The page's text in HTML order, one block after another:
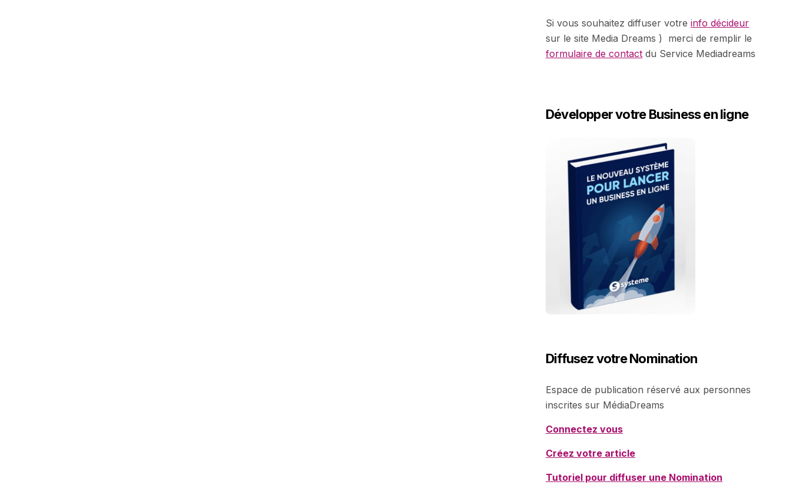
Si vous souhaitez diffuser votre info décideur
sur le site Media Dreams ) merci de remplir le
formulaire de contact du Service Mediadreams
Développer votre Business en ligne
Diffusez votre Nomination
Espace de publication réservé aux personnes
inscrites sur MédiaDreams
Connectez vous
Créez votre article
Tutoriel pour diffuser une Nomination